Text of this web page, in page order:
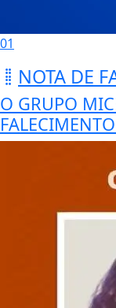
01
NOTA DE
O GRUPO